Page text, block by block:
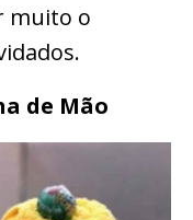
muito o
de Mão